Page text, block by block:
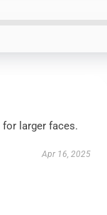
larger faces.
Apr 16, 2025